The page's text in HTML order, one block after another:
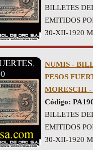
BILLETES
EMITIDOS
30-XII-1920
NUMIS -
PESOS
MORESCHI
Código:
BILLETES
EMITIDOS
30-XII-1920